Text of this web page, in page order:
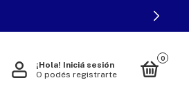
¡Hola! Iniciá sesión
O podés registrarte
0